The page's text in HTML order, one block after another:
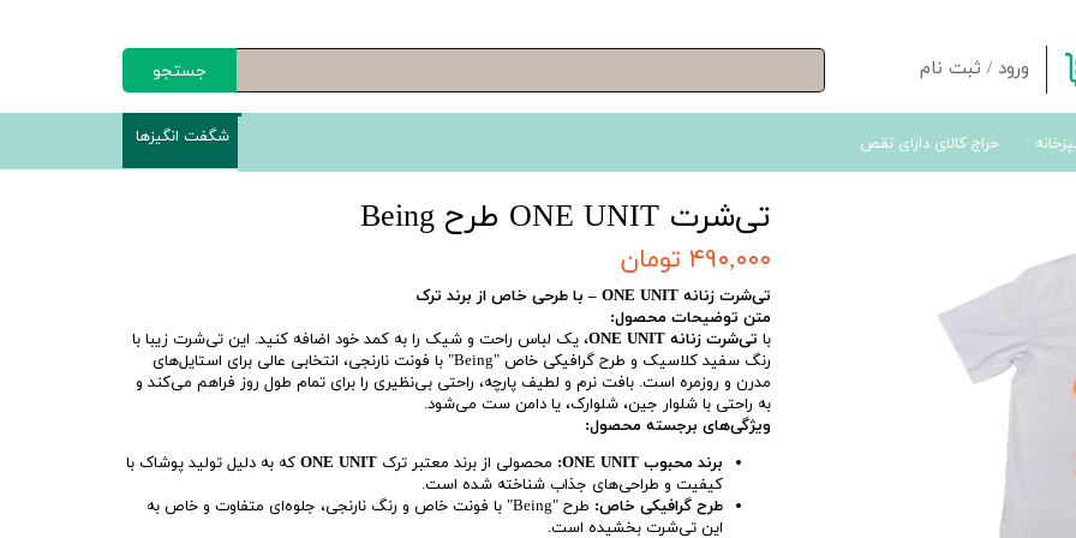
ورود / ثبت نام
تغییر گذر واژه
جستجو
حراج کالای دارای نقص شگفت انگیزها
تی‌شرت ONE UNIT طرح Being
۴۹۰,۰۰۰ تومان
تی‌شرت زنانه ONE UNIT – با طرحی خاص از برند ترک
متن توضیحات محصول:
با تی‌شرت زنانه ONE UNIT
، یک لباس راحت و شیک را به کمد خود اضافه کنید. این تی‌شرت زیبا با
رنگ سفید کلاسیک و طرح گرافیکی خاص "Being" با فونت نارنجی، انتخابی عالی برای استایل‌های
مدرن و روزمره است. بافت نرم و لطیف پارچه، راحتی بی‌نظیری را برای تمام طول روز فراهم می‌کند و
به راحتی با شلوار جین، شلوارک، یا دامن ست می‌شود.
ویژگی‌های برجسته محصول:
برند محبوب ONE UNIT:
محصولی از برند معتبر ترک ONE UNIT که به دلیل تولید پوشاک با
کیفیت و طراحی‌های جذاب شناخته شده است.
طرح گرافیکی خاص:
طرح "Being" با فونت خاص و رنگ نارنجی، جلوه‌ای متفاوت و خاص به
این تی‌شرت بخشیده است.